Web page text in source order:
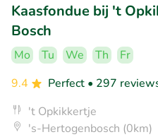
Kaasfondue bij 't
Bosch
Mo Tu We Th
Fr
9.4
Perfect • 297
't Opkikkertje
's-Hertogenbosch (0km)